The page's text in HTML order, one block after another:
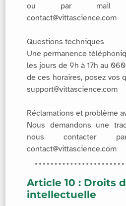
ou par mail
contact@vittascience.com
Questions techniques
Une permanence
les jours de 9h à 17h au
de ces horaires, posez vos
support@vittascience.com
Réclamations et problème
Nous demandons une
nous contacter
contact@vittascience.com
Article 10 : Droits
intellectuelle